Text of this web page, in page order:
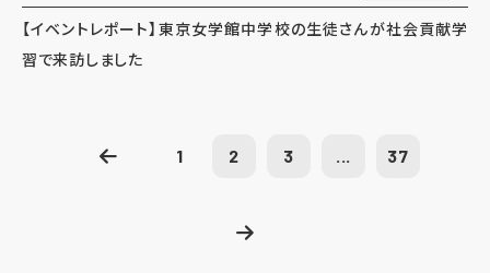
【イベントレポート】東京女学館中学校の生徒さんが社会貢献学
習で来訪しました
1 2 3 ... 37